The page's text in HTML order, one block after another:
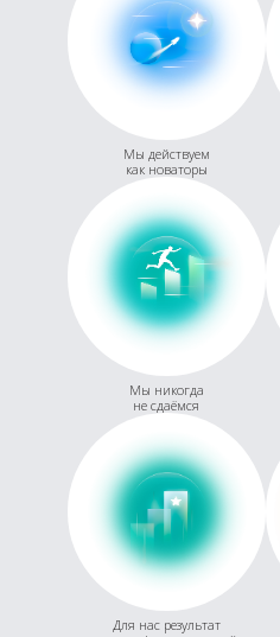
Мы действуем
как новаторы
Мы никогда
не сдаёмся
Для нас результат